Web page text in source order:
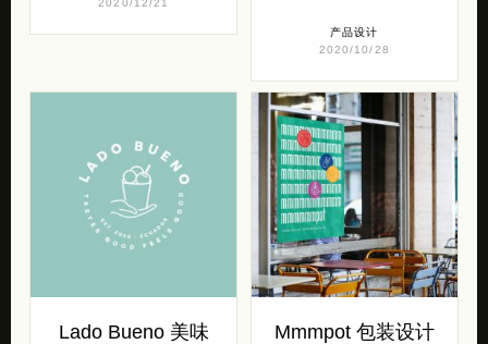
2020/12/21
产品设计
2020/10/28
Lado Bueno 美味
Mmmpot 包装设计